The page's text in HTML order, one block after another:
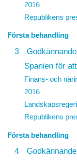
2016
Republikens
Första behandling
3
Spanien för
Finans- och
2016
Republikens
Första behandling
4